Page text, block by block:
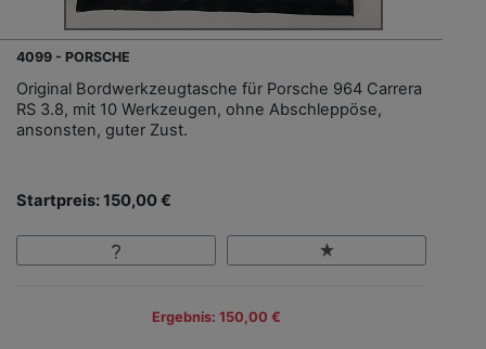
4099 - PORSCHE
Original Bordwerkzeugtasche für Porsche 964 Carrera
RS 3.8, mit 10 Werkzeugen, ohne Abschleppöse,
ansonsten, guter Zust.
Startpreis: 150,00 €
Ergebnis: 150,00 €